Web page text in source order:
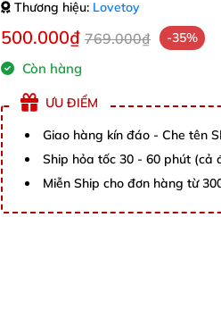
Thương hiệu: Lovetoy
500.000₫ 769.000₫ -35%
Còn hàng
ƯU ĐIỂM
Giao hàng kín đáo - Che tên
Ship hỏa tốc 30 - 60 phút (cả
Miễn Ship cho đơn hàng từ